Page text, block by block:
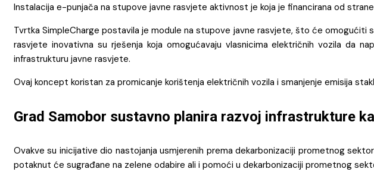
Instalacija e-punjača na stupove javne rasvjete aktivnost je koja je financirana od
Tvrtka SimpleCharge postavila je module na stupove javne rasvjete, što će omogućiti
rasvjete inovativna su rješenja koja omogućavaju vlasnicima električnih vozila da
infrastrukturu javne rasvjete.
Ovaj koncept koristan za promicanje korištenja električnih vozila i smanjenje emisija
Grad Samobor sustavno planira razvoj infrastrukture
Ovakve su inicijative dio nastojanja usmjerenih prema dekarbonizaciji prometnog
potaknut će sugrađane na zelene odabire ali i pomoći u dekarbonizaciji prometnog